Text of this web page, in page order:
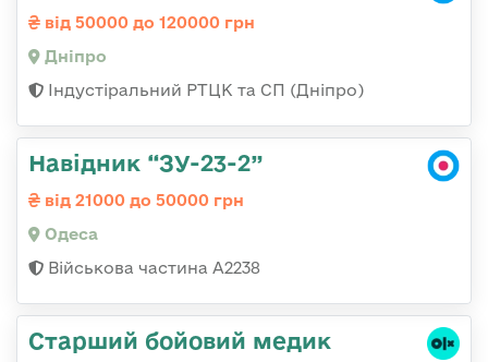
від 50000 до 120000 грн
Дніпро
Індустіральний РТЦК та СП (Дніпро)
Навідник “ЗУ-23-2”
від 21000 до 50000 грн
Одеса
Військова частина А2238
Старший бойовий медик